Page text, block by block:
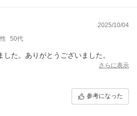
2025/10/04
50代
た。ありがとうございました。
さらに表示
参考になった